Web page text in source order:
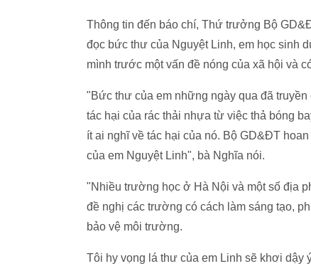
Thông tin đến báo chí, Thứ trưởng Bộ
đọc bức thư của Nguyệt Linh, em học sinh
mình trước một vấn đề nóng của xã hội và
"Bức thư của em những ngày qua đã
tác hại của rác thải nhựa từ việc thả bóng
ít ai nghĩ về tác hại của nó. Bộ GD&ĐT
của em Nguyệt Linh", bà Nghĩa nói.
"Nhiều trường học ở Hà Nội và một số địa
đề nghị các trường có cách làm sáng tạo,
bảo vệ môi trường.
Tôi hy vọng lá thư của em Linh sẽ khơi